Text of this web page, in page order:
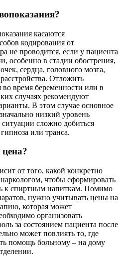
касаются
кодирования от
не проводится, если у пациента
особенно в стадии обострения,
сердца, головного мозга,
Отложить
во время беременности или в
случаях рекомендуют
В этом случае основное
низкий уровень
сложно добиться
или транса.
от того, какой конкретно
чтобы сформировать
к спиртным напиткам. Помимо
нужно учитывать цены на
которая может
организовать
за состоянием пациента после
может повлиять то, где
помощь больному – на дому